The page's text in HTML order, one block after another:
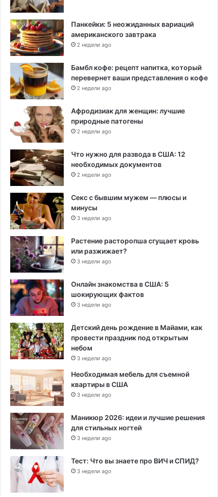
Панкейки: 5 неожиданных вариаций
американского завтрака
2 недели ago
Бамбл кофе: рецепт напитка, который
перевернет ваши представления о кофе
2 недели ago
Афродизиак для женщин: лучшие
природные патогены
2 недели ago
Что нужно для развода в США: 12
необходимых документов
2 недели ago
Секс с бывшим мужем — плюсы и
минусы
3 недели ago
Растение расторопша сгущает кровь
или разжижает?
3 недели ago
Онлайн знакомства в США: 5
шокирующих фактов
3 недели ago
Детский день рождение в Майами, как
провести праздник под открытым
небом
3 недели ago
Необходимая мебель для съемной
квартиры в США
3 недели ago
Маникюр 2026: идеи и лучшие решения
для стильных ногтей
3 недели ago
Тест: Что вы знаете про ВИЧ и СПИД?
3 недели ago